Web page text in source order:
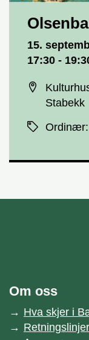
15.
17:30 -
Stabekk
Ordinær:
Om oss
Hva skjer i